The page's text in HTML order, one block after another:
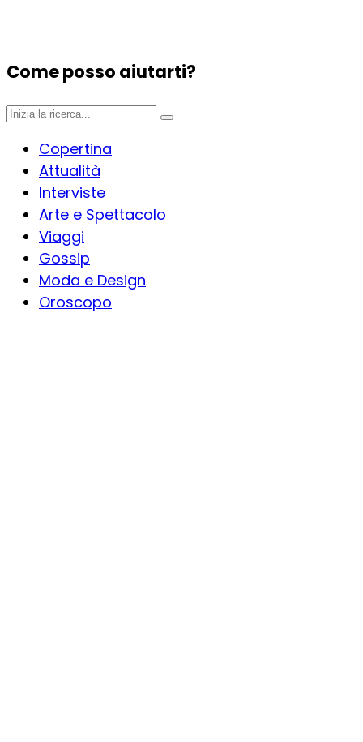
Come posso aiutarti?
Copertina
Attualità
Interviste
Arte e Spettacolo
Viaggi
Gossip
Moda e Design
Oroscopo